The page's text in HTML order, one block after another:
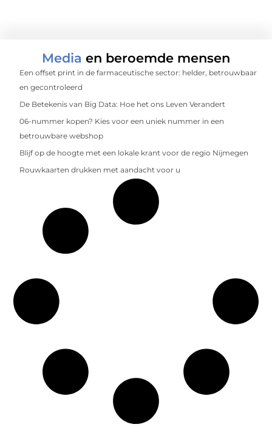
Media en beroemde mensen
Een offset print in de farmaceutische sector: helder, betrouwbaar
en gecontroleerd
De Betekenis van Big Data: Hoe het ons Leven Verandert
06-nummer kopen? Kies voor een uniek nummer in een
betrouwbare webshop
Blijf op de hoogte met een lokale krant voor de regio Nijmegen
Rouwkaarten drukken met aandacht voor u